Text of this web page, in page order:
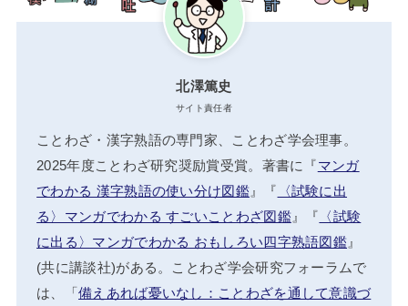
北澤篤史
サイト責任者
ことわざ・漢字熟語の専門家、ことわざ学会理事。
2025年度ことわざ研究奨励賞受賞。著書に『マンガ
でわかる 漢字熟語の使い分け図鑑』『 〈試験に出
る〉マンガでわかる すごいことわざ図鑑』『 〈試験
に出る〉マンガでわかる おもしろい四字熟語図鑑 』
(共に講談社)がある。ことわざ学会研究フォーラムで
は、「備えあれば憂いなし：ことわざを通して意識づ